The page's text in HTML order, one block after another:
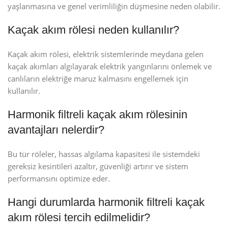
yaşlanmasına ve genel verimliliğin düşmesine neden olabilir.
Kaçak akım rölesi neden kullanılır?
Kaçak akım rölesi, elektrik sistemlerinde meydana gelen
kaçak akımları algılayarak elektrik yangınlarını önlemek ve
canlıların elektriğe maruz kalmasını engellemek için
kullanılır.
Harmonik filtreli kaçak akım rölesinin
avantajları nelerdir?
Bu tür röleler, hassas algılama kapasitesi ile sistemdeki
gereksiz kesintileri azaltır, güvenliği artırır ve sistem
performansını optimize eder.
Hangi durumlarda harmonik filtreli kaçak
akım rölesi tercih edilmelidir?